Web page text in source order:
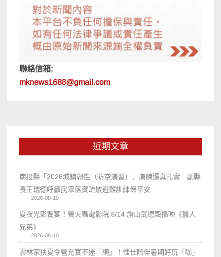
聯絡信箱:
mknews1688@gmail.com
近期文章
南投縣「2026城鎮韌性（防空演習）」演練逼真扎實 副縣
長王瑞德呼籲民眾落實疏散避難訓練保平安
2026-08-10
夏夜光影饗宴！螢火蟲電影院 8/14 旗山武德殿播映《獵人
兄弟》
2026-08-10
雲林家扶夏令營充實不迷「網」！惟仕陪伴暑期好玩「咖」